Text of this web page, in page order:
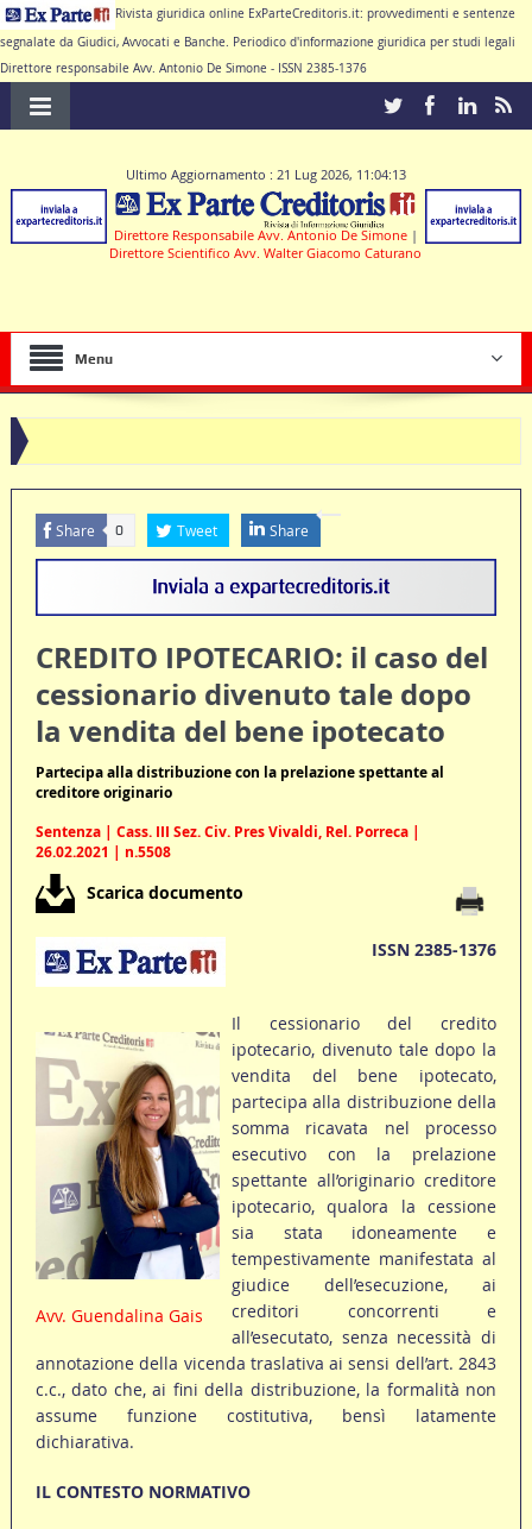
Rivista giuridica online ExParteCreditoris.it: provvedimenti e sentenze
segnalate da Giudici, Avvocati e Banche. Periodico d'informazione giuridica per studi legali
Direttore responsabile Avv. Antonio De Simone - ISSN 2385-1376
Ultimo Aggiornamento : 21 Lug 2026, 11:04:13
Direttore Responsabile Avv. Antonio De Simone |
Direttore Scientifico Avv. Walter Giacomo Caturano
Menu
nulle deve produrre il contratto di conto corrente
Share 0 Tweet Share
CREDITO IPOTECARIO: il caso del
cessionario divenuto tale dopo
la vendita del bene ipotecato
Partecipa alla distribuzione con la prelazione spettante al
creditore originario
Sentenza | Cass. III Sez. Civ. Pres Vivaldi, Rel. Porreca |
26.02.2021 | n.5508
Scarica documento
ISSN 2385-1376
Avv. Guendalina Gais
Il cessionario del credito
ipotecario, divenuto tale dopo la
vendita del bene ipotecato,
partecipa alla distribuzione della
somma ricavata nel processo
esecutivo con la prelazione
spettante all’originario creditore
ipotecario, qualora la cessione
sia stata idoneamente e
tempestivamente manifestata al
giudice dell’esecuzione, ai
creditori concorrenti e
all’esecutato, senza necessità di
annotazione della vicenda traslativa ai sensi dell’art. 2843
c.c., dato che, ai fini della distribuzione, la formalità non
assume funzione costitutiva, bensì latamente
dichiarativa.
IL CONTESTO NORMATIVO